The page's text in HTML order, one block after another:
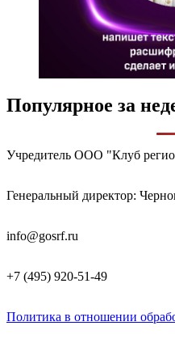
Популярное за
Учредитель ООО "Клуб
Генеральный директор:
info@gosrf.ru
+7 (495) 920-51-49
Политика в отношении